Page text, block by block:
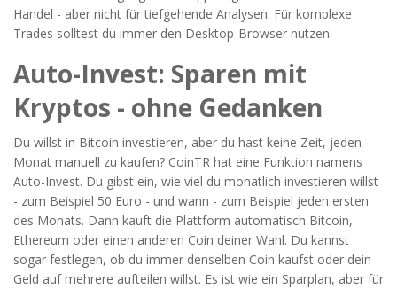
Handel - aber nicht für tiefgehende Analysen. Für komplexe
Trades solltest du immer den Desktop-Browser nutzen.
Auto-Invest: Sparen mit
Kryptos - ohne Gedanken
Du willst in Bitcoin investieren, aber du hast keine Zeit, jeden
Monat manuell zu kaufen? CoinTR hat eine Funktion namens
Auto-Invest. Du gibst ein, wie viel du monatlich investieren willst
- zum Beispiel 50 Euro - und wann - zum Beispiel jeden ersten
des Monats. Dann kauft die Plattform automatisch Bitcoin,
Ethereum oder einen anderen Coin deiner Wahl. Du kannst
sogar festlegen, ob du immer denselben Coin kaufst oder dein
Geld auf mehrere aufteilen willst. Es ist wie ein Sparplan, aber für